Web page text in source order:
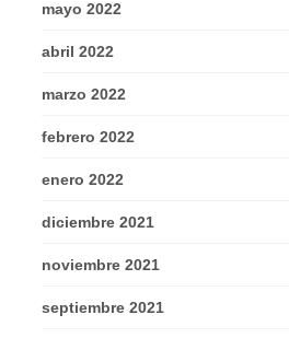
mayo 2022
abril 2022
marzo 2022
febrero 2022
enero 2022
diciembre 2021
noviembre 2021
septiembre 2021